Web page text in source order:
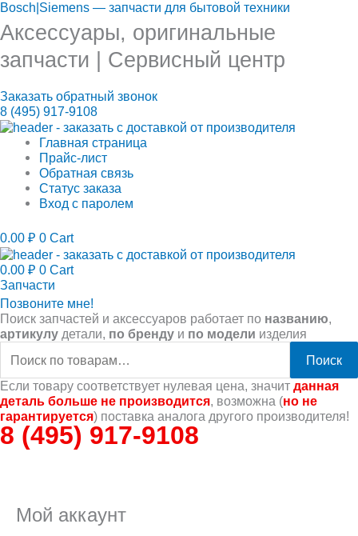
Перейти
содержимому
Bosch|Siemens — запчасти для бытовой техники
Аксессуары, оригинальные
запчасти | Cервисный центр
Заказать обратный звонок
8 (495) 917-9108
Меню
Главная страница
Прайс-лист
Обратная связь
Статус заказа
Вход с паролем
0.00 ₽ 0 Cart
0.00 ₽ 0 Cart
Запчасти
Позвоните мне!
Поиск запчастей и аксессуаров работает по названию,
артикулу детали, по бренду и по модели изделия
Искать:
Поиск
Если товару соответствует нулевая цена, значит данная
деталь больше не производится, возможна (но не
гарантируется) поставка аналога другого производителя!
8 (495) 917-9108
Мой аккаунт
Обязательно
Обязательно
Меню
Меню
Меню